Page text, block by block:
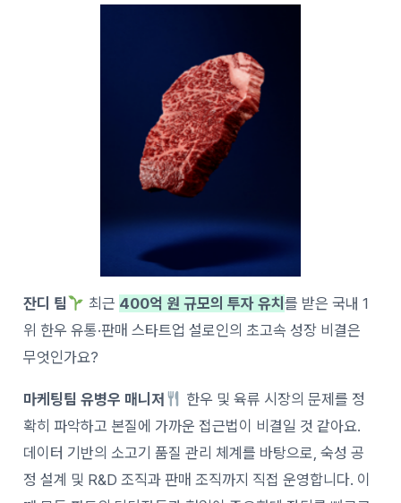
잔디 팀 최근 400억 원 규모의 투자 유치 를 받은 국내 1
위 한우 유통·판매 스타트업 설로인의 초고속 성장 비결은
무엇인가요?
마케팅팀 유병우 매니저
한우 및 육류 시장의 문제를 정
확히 파악하고 본질에 가까운 접근법이 비결일 것 같아요.
데이터 기반의 소고기 품질 관리 체계를 바탕으로, 숙성 공
정 설계 및 R&D 조직과 판매 조직까지 직접 운영합니다. 이